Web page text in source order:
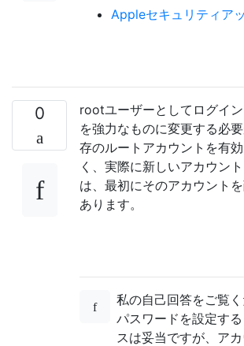
Appleセキュリティア
0
rootユーザーとしてログイ
を強力なものに変更する必
存のルートアカウントを有
く、実際に新しいアカウン
は、最初にそのアカウント
あります。
私の自己回答をご覧
パスワードを設定す
スは妥当ですが、ア